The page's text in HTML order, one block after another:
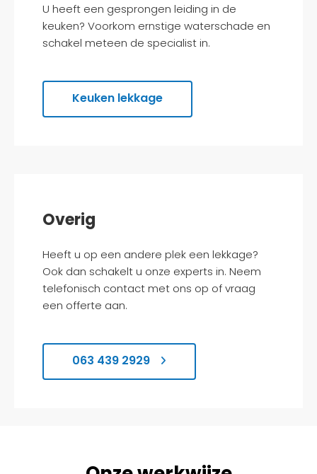
U heeft een gesprongen leiding in de
keuken? Voorkom ernstige waterschade en
schakel meteen de specialist in.
Keuken lekkage
Overig
Heeft u op een andere plek een lekkage?
Ook dan schakelt u onze experts in. Neem
telefonisch contact met ons op of vraag
een offerte aan.
063 439 2929